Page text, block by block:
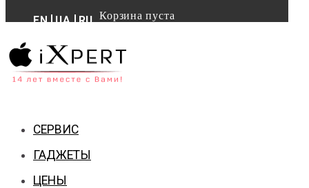
EN UA RU Корзина пуста
СЕРВИС
ГАДЖЕТЫ
ЦЕНЫ